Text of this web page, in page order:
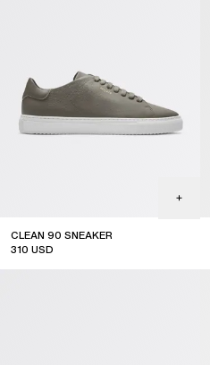
CLEAN 90 SNEAKER
310 USD